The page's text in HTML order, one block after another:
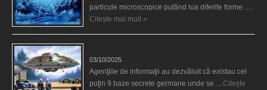
particule microscopice putând lua diferite forme. …
Citește mai mult »
03/10/2025
Agenţiile de informaţii au dezvăluit că existau cel
puţin 9 baze secrete germane unde se …Citește